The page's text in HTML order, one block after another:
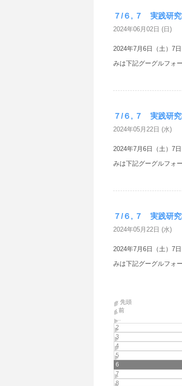
７/６, ７ 実践研
2024年06月02日 (日)
2024年7月6日（土）7
みは下記グーグルフォ
７/６, ７ 実践研
2024年05月22日 (水)
2024年7月6日（土）7
みは下記グーグルフォ
７/６, ７ 実践研
2024年05月22日 (水)
2024年7月6日（土）7
みは下記グーグルフォ
« 先頭
‹ 前
…
2
3
4
5
6
7
8